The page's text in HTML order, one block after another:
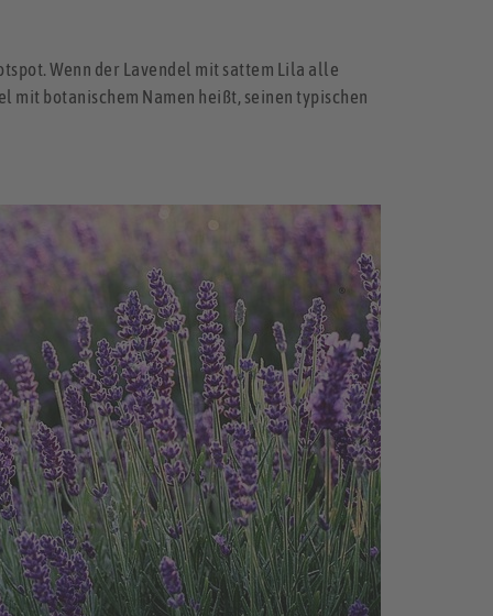
Wenn der Lavendel mit sattem Lila alle
mit botanischem Namen heißt, seinen typischen